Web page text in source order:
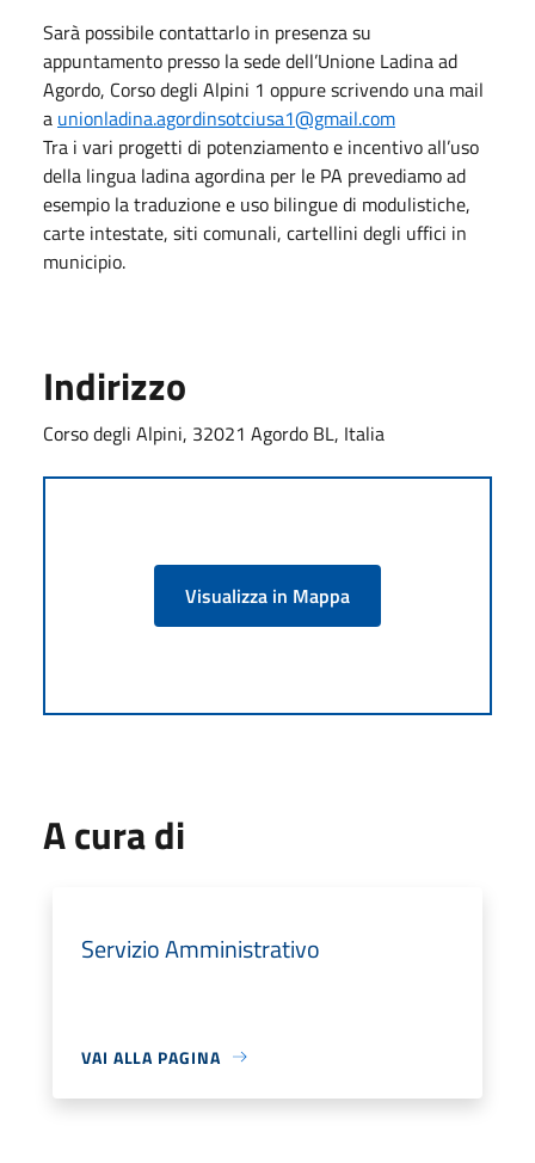
Sarà possibile contattarlo in presenza su
appuntamento presso la sede dell’Unione Ladina ad
Agordo, Corso degli Alpini 1 oppure scrivendo una mail
a unionladina.agordinsotciusa1@gmail.com
Tra i vari progetti di potenziamento e incentivo all’uso
della lingua ladina agordina per le PA prevediamo ad
esempio la traduzione e uso bilingue di modulistiche,
carte intestate, siti comunali, cartellini degli uffici in
municipio.
Indirizzo
Corso degli Alpini, 32021 Agordo BL, Italia
Visualizza in Mappa
A cura di
Servizio Amministrativo
VAI ALLA PAGINA